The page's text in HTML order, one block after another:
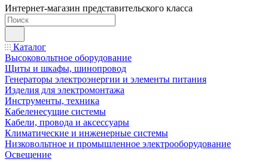
Интернет-магазин представительского класса
Каталог
Высоковольтное оборудование
Щиты и шкафы, шинопровод
Генераторы электроэнергии и элементы питания
Изделия для электромонтажа
Инструменты, техника
Кабеленесущие системы
Кабели, провода и аксессуары
Климатические и инженерные системы
Низковольтное и промышленное электрооборудование
Освещение